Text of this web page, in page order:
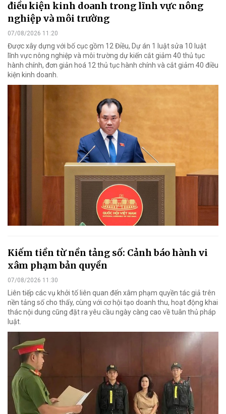
điều kiện kinh doanh trong lĩnh vực nông
nghiệp và môi trường
07/08/2026 11:20
Được xây dựng với bố cục gồm 12 Điều, Dự án 1 luật sửa 10 luật
lĩnh vực nông nghiệp và môi trường dự kiến cắt giảm 40 thủ tục
hành chính, đơn giản hoá 12 thủ tục hành chính và cắt giảm 40 điều
kiện kinh doanh.
Kiếm tiền từ nền tảng số: Cảnh báo hành vi
xâm phạm bản quyền
07/08/2026 11:30
Liên tiếp các vụ khởi tố liên quan đến xâm phạm quyền tác giả trên
nền tảng số cho thấy, cùng với cơ hội tạo doanh thu, hoạt động khai
thác nội dung cũng đặt ra yêu cầu ngày càng cao về tuân thủ pháp
luật.